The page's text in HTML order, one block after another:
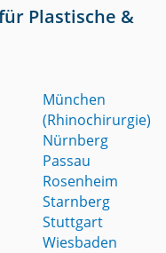
Plastische &
München
(Rhinochirurgie)
Nürnberg
Passau
Rosenheim
Starnberg
Stuttgart
Wiesbaden